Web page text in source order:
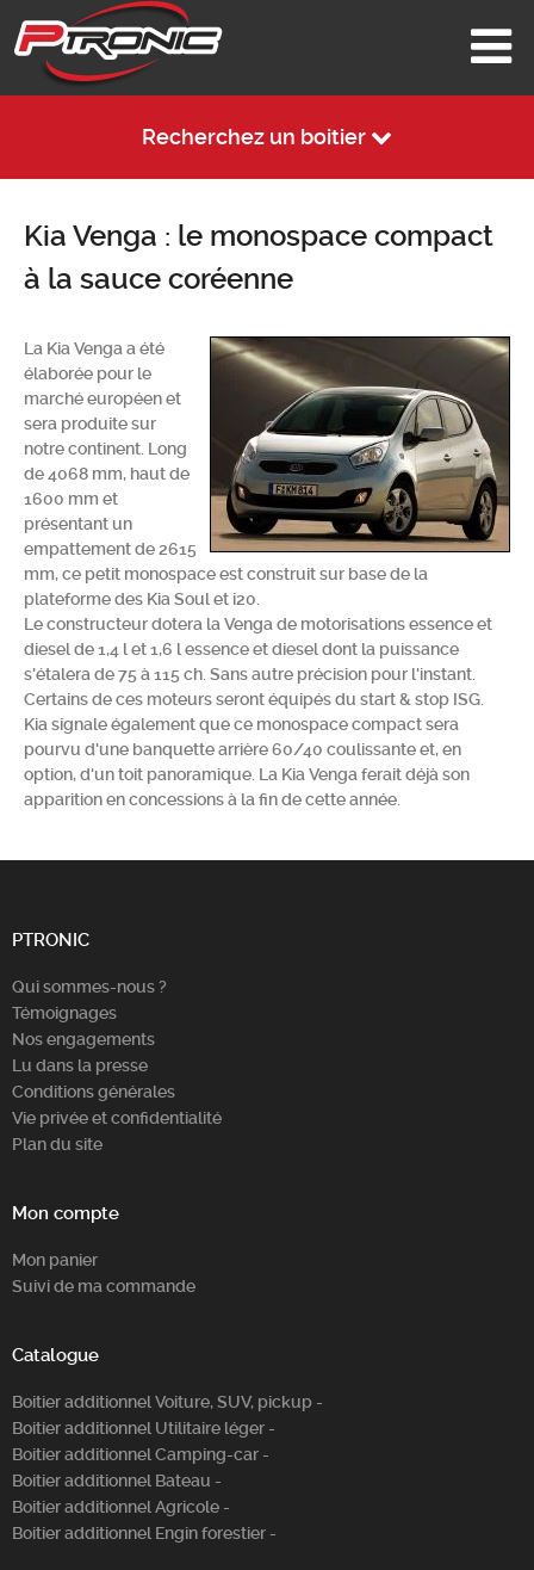
Recherchez un boitier
Chercher
Kia Venga : le monospace compact
à la sauce coréenne
La Kia Venga a été
élaborée pour le
marché européen et
sera produite sur
notre continent. Long
de 4068 mm, haut de
1600 mm et
présentant un
empattement de 2615
mm, ce petit monospace est construit sur base de la
plateforme des Kia Soul et i20.
Le constructeur dotera la Venga de motorisations essence et
diesel de 1,4 l et 1,6 l essence et diesel dont la puissance
s'étalera de 75 à 115 ch. Sans autre précision pour l'instant.
Certains de ces moteurs seront équipés du start & stop ISG.
Kia signale également que ce monospace compact sera
pourvu d'une banquette arrière 60/40 coulissante et, en
option, d'un toit panoramique. La Kia Venga ferait déjà son
apparition en concessions à la fin de cette année.
PTRONIC
Qui sommes-nous ?
Témoignages
Nos engagements
Lu dans la presse
Conditions générales
Vie privée et confidentialité
Plan du site
Mon compte
Mon panier
Suivi de ma commande
Catalogue
Boitier additionnel Voiture, SUV, pickup -
Boitier additionnel Utilitaire léger -
Boitier additionnel Camping-car -
Boitier additionnel Bateau -
Boitier additionnel Agricole -
Boitier additionnel Engin forestier -